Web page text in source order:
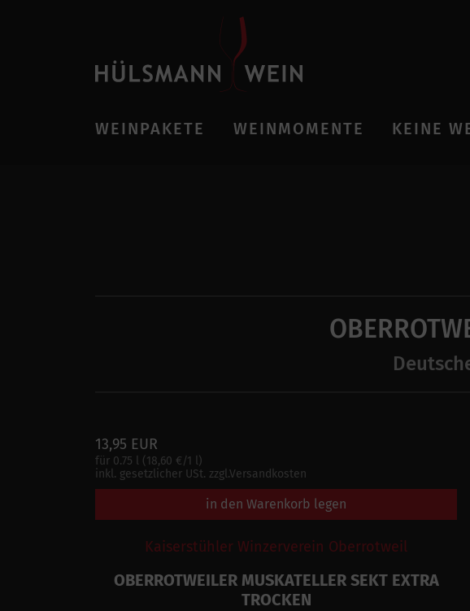
WEINPAKETE WEINMOMENTE KEINE
13,95 EUR
für 0.75 l (18,60 €/1 l)
inkl. gesetzlicher USt. zzgl.Versandkosten
in den Warenkorb legen
Kaiserstühler Winzerverein Oberrotweil
OBERROTWEILER MUSKATELLER SEKT EXTRA
TROCKEN